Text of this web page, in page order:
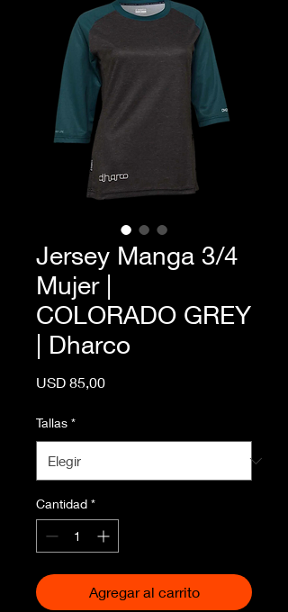
Jersey Manga 3/4
Mujer |
COLORADO GREY
| Dharco
USD 85,00Precio
Tallas *
Cantidad *
Agregar al carrito